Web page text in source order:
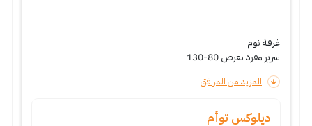
غرفة نوم
سرير مفرد بعرض 80-130
المزيد من المرافق
ديلوكس توأم